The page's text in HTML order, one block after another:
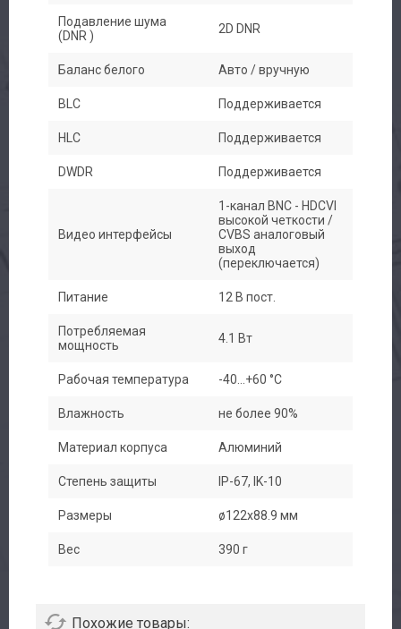
Подавление шума
(DNR )
2D DNR
Баланс белого Авто / вручную
BLC Поддерживается
HLC Поддерживается
DWDR Поддерживается
Видео интерфейсы
1-канал BNC - HDCVI
высокой четкости /
CVBS аналоговый
выход
(переключается)
Питание 12 В пост.
Потребляемая
мощность
4.1 Вт
Рабочая температура -40...+60 °C
Влажность не более 90%
Материал корпуса Алюминий
Степень защиты IP-67, IK-10
Размеры ø122х88.9 мм
Вес 390 г
Похожие товары: